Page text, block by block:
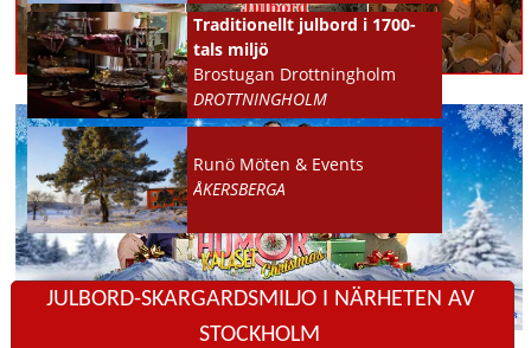
Traditionellt julbord i 1700-
tals miljö
Brostugan Drottningholm
DROTTNINGHOLM
Runö Möten & Events
ÅKERSBERGA
JULBORD-SKARGARDSMILJO I NÄRHETEN AV
STOCKHOLM